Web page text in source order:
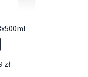
zł